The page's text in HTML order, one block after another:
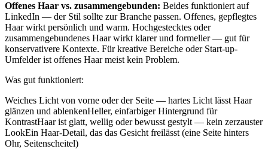
Offenes Haar vs. zusammengebunden: Beides funktioniert auf
LinkedIn — der Stil sollte zur Branche passen. Offenes, gepflegtes
Haar wirkt persönlich und warm. Hochgestecktes oder
zusammengebundenes Haar wirkt klarer und formeller — gut für
konservativere Kontexte. Für kreative Bereiche oder Start-up-
Umfelder ist offenes Haar meist kein Problem.
Was gut funktioniert:
Weiches Licht von vorne oder der Seite — hartes Licht lässt Haar
glänzen und ablenkenHeller, einfarbiger Hintergrund für
KontrastHaar ist glatt, wellig oder bewusst gestylt — kein zerzauster
LookEin Haar-Detail, das das Gesicht freilässt (eine Seite hinters
Ohr, Seitenscheitel)